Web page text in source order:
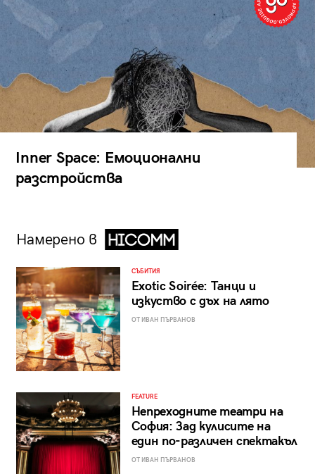
Inner Space: Емоционални
разстройства
Намерено в
СЪБИТИЯ
Exotic Soirée: Танци и
изкуство с дъх на лято
ОТ ИВАН ПЪРВАНОВ
FEATURE
Непреходните театри на
София: Зад кулисите на
един по-различен спектакъл
ОТ ИВАН ПЪРВАНОВ